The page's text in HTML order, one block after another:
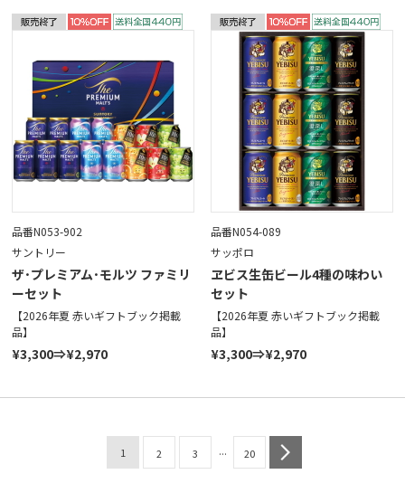
品番N053-902
サントリー
ザ･プレミアム･モルツ ファミリ
ーセット
【2026年夏 赤いギフトブック掲載
品】
¥3,300⇒¥2,970
品番N054-089
サッポロ
ヱビス生缶ビール4種の味わい
セット
【2026年夏 赤いギフトブック掲載
品】
¥3,300⇒¥2,970
1 2 3 ... 20